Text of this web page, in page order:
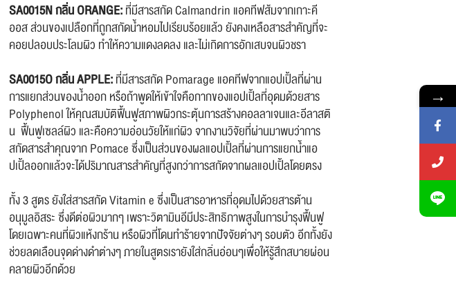
SA0015N กลิ่น ORANGE:ที่มีสารสกัด Calmandrin แอคทีฟส้มจากเกาะคี
ออส ส่วนของเปลือกที่ถูกสกัดน้ำหอมไปเรียบร้อยแล้ว ยังคงเหลือสารสำคัญที่จะ
คอยปลอบประโลมผิว ทำให้ความแดงลดลง และไม่เกิดการอักเสบจนผิวชรา
SA0015O กลิ่น APPLE:ที่มีสารสกัด Pomarage แอคทีฟจากแอปเปิ้ลที่ผ่าน
การแยกส่วนของน้ำออก หรือถ้าพูดให้เข้าใจคือกากของแอปเปิ้ลที่อุดมด้วยสาร
Polyphenol ให้คุณสมบัติฟื้นฟูสภาพผิวกระตุ้นการสร้างคอลลาเจนและอีลาสติ
น ฟื้นฟูเซลล์ผิว และคือความอ่อนวัยให้แก่ผิว จากงานวิจัยที่ผ่านมาพบว่าการ
สกัดสารสำคุณจาก Pomace ซึ่งเป็นส่วนของผลแอปเปิ้ลที่ผ่านการแยกน้ำแอ
ปเปิ้ลออกแล้วจะได้ปริมาณสารสำคัญที่สูงกว่าการสกัดจากผลแอปเปิ้ลโดยตรง
ทั้ง 3 สูตรยังใส่สารสกัด Vitamin e ซึ่งเป็นสารอาหารที่อุดมไปด้วยสารต้าน
อนุมูลอิสระ ซึ่งดีต่อผิวมากๆ เพราะวิตามินอีมีประสิทธิภาพสูงในการบำรุงฟื้นฟู
โดยเฉพาะคนที่ผิวแห้งกร้าน หรือผิวที่โดนทำร้ายจากปัจจัยต่างๆ รอบตัว อีกทั้งยัง
ช่วยลดเลือนจุดด่างดำต่างๆ ภายในสูตรเรายังใส่กลิ่นอ่อนๆเพื่อให้รู้สึกสบายผ่อน
คลายผิวอีกด้วย
→